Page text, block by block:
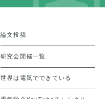
論文投稿
研究会開催一覧
世界は電気でできている